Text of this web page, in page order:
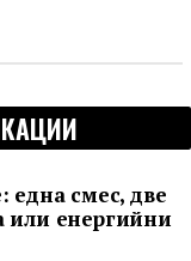
една смес, две
или енергийни